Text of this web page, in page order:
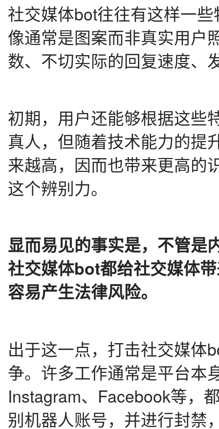
社交媒体bot往往有这样一
像通常是图案而非真实用户
数、不切实际的回复速度、
初期，用户还能够根据这些
真人，但随着技术能力的提
来越高，因而也带来更高的
这个辨别力。
显而易见的事实是，不管是
社交媒体bot都给社交媒体
容易产生法律风险。
出于这一点，打击社交媒体
争。许多工作通常是平台本
Instagram、Facebook等，
别机器人账号，并进行封禁